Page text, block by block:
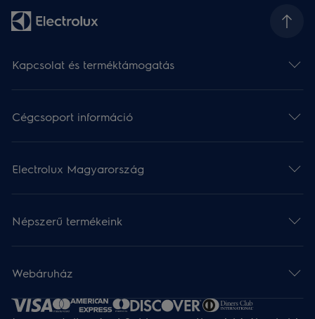
Kapcsolat és terméktámogatás
Cégcsoport információ
Electrolux Magyarország
Népszerű termékeink
Webáruház​